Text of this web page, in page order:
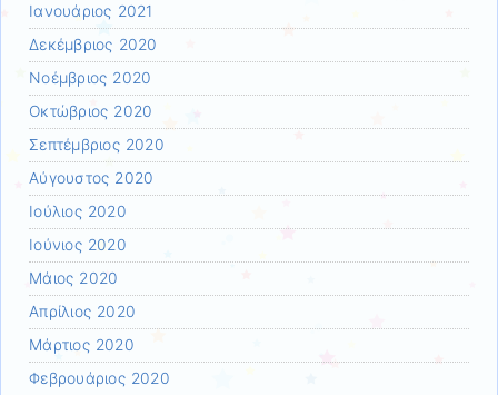
Ιανουάριος 2021
Δεκέμβριος 2020
Νοέμβριος 2020
Οκτώβριος 2020
Σεπτέμβριος 2020
Αύγουστος 2020
Ιούλιος 2020
Ιούνιος 2020
Μάιος 2020
Απρίλιος 2020
Μάρτιος 2020
Φεβρουάριος 2020